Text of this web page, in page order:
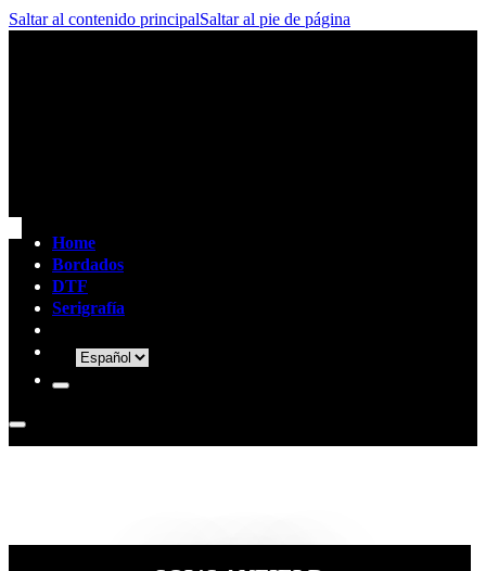
Saltar al contenido principalSaltar al pie de página
Home
Bordados
DTF
Serigrafía